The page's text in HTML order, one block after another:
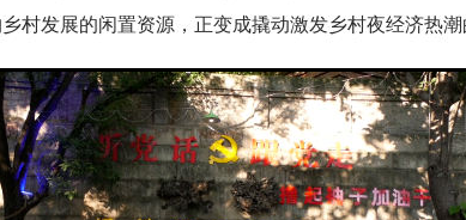
村发展的闲置资源，正变成撬动激发乡村夜经济热潮